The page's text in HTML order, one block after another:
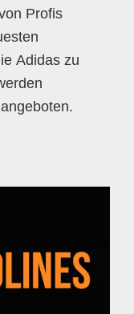
Profis
Adidas zu